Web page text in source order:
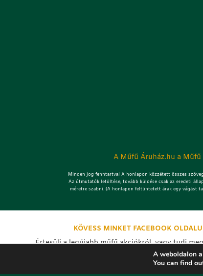
A Műfű Áruház.hu a
Minden jog fenntartva! A honlapon közzétett összes
Az útmutatók letöltése, tovább küldése csak az eredeti
méretre szabni. (A honlapon feltüntetett árak egy vágást
KÖVESS MINKET FACEBOOK
Értesülj a legújabb műfű akciókról, vagy tudj
kapcsolatban, nézd meg a frissen elkészült
A weboldalon
You can find